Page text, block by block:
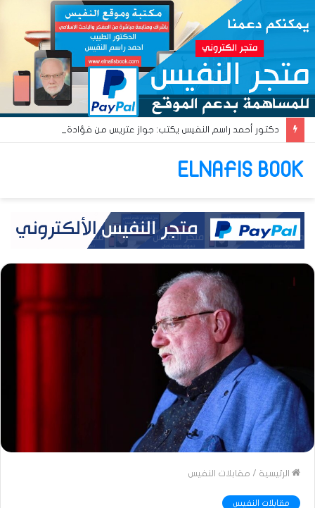
ELNAFIS BOOK
الرئيسية / مقابلات النفيس
مقابلات النفيس